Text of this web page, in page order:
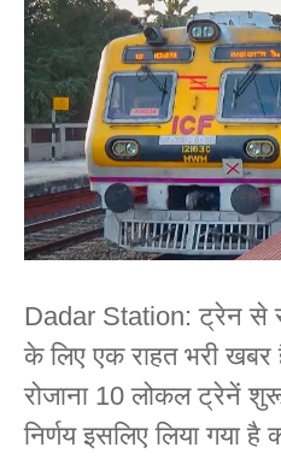
Dadar Station: ट्रेन से
के लिए एक राहत भरी
रोजाना 10 लोकल ट्रेनें शुरू
निर्णय इसलिए लिया गया है